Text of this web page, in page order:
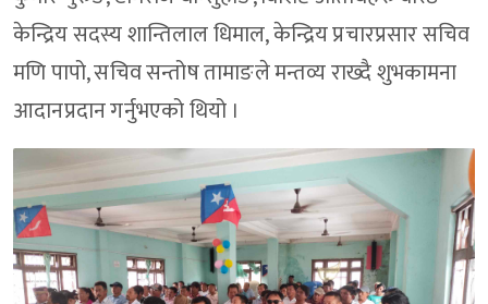
केन्द्रिय सदस्य शान्तिलाल धिमाल, केन्द्रिय प्रचारप्रसार सचिव
मणि पापो, सचिव सन्तोष तामाङले मन्तव्य राख्दै शुभकामना
आदानप्रदान गर्नुभएको थियो ।